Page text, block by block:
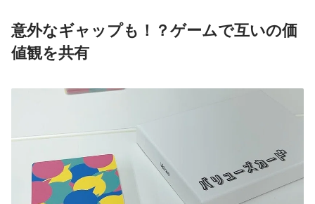
意外なギャップも！？ゲームで互いの価
値観を共有